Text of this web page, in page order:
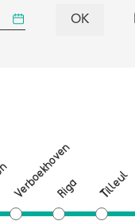
Verboekhoven
Riga Tilleul